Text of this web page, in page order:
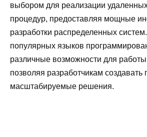
выбором для реализации
процедур, предоставляя мощные
разработки распределенных
популярных языков
различные возможности для
позволяя разработчикам создавать
масштабируемые решения.